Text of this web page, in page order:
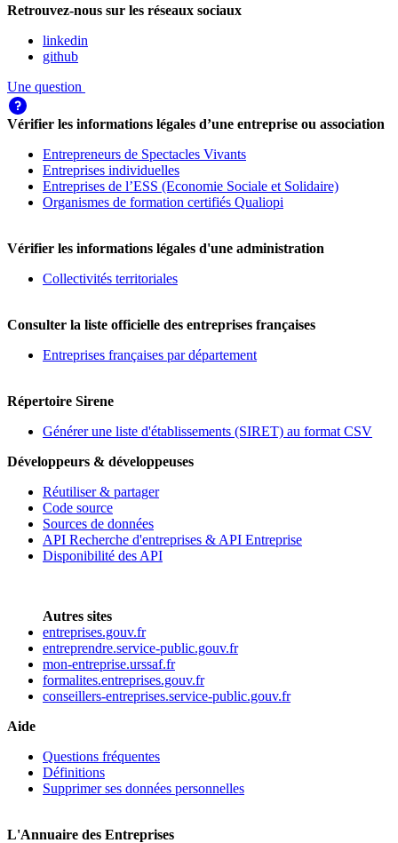
Retrouvez-nous sur les réseaux sociaux
linkedin
github
Une question
Vérifier les informations légales d’une entreprise ou association
Entrepreneurs de Spectacles Vivants
Entreprises individuelles
Entreprises de l’ESS (Economie Sociale et Solidaire)
Organismes de formation certifiés Qualiopi
Vérifier les informations légales d'une administration
Collectivités territoriales
Consulter la liste officielle des entreprises françaises
Entreprises françaises par département
Répertoire Sirene
Générer une liste d'établissements (SIRET) au format CSV
Développeurs & développeuses
Réutiliser & partager
Code source
Sources de données
API Recherche d'entreprises & API Entreprise
Disponibilité des API
Autres sites
entreprises.gouv.fr
entreprendre.service-public.gouv.fr
mon-entreprise.urssaf.fr
formalites.entreprises.gouv.fr
conseillers-entreprises.service-public.gouv.fr
Aide
Questions fréquentes
Définitions
Supprimer ses données personnelles
L'Annuaire des Entreprises